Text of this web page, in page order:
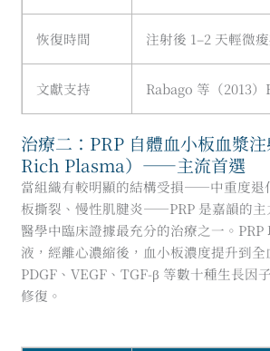
恢復時間 注射後 1–2 天輕微
文獻支持 Rabago 等（2013
治療二：PRP 自體血小板血漿
Rich Plasma）——主流首選
當組織有較明顯的結構受損——中重度退
板撕裂、慢性肌腱炎——PRP 是嘉韻的主
醫學中臨床證據最充分的治療之一。PRP
液，經離心濃縮後，血小板濃度提升到全
PDGF、VEGF、TGF-β 等數十種生長因
修復。